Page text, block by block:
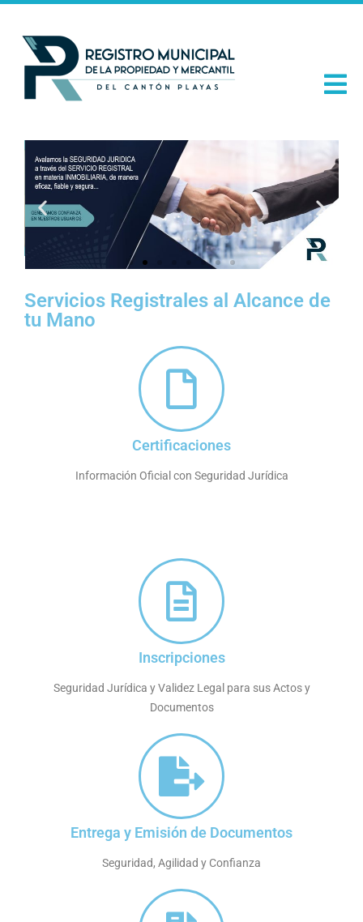
Servicios Registrales al Alcance de
tu Mano
Certificaciones
Información Oficial con Seguridad Jurídica
Inscripciones
Seguridad Jurídica y Validez Legal para sus Actos y
Documentos
Entrega y Emisión de Documentos
Seguridad, Agilidad y Confianza